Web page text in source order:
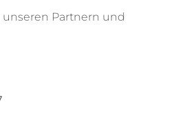
Partnern und